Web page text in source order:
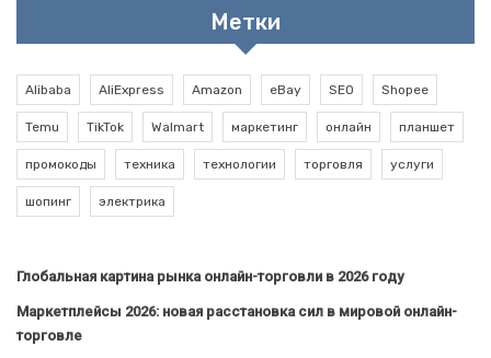
Метки
Alibaba AliExpress Amazon eBay SEO Shopee
Temu TikTok Walmart маркетинг онлайн планшет
промокоды техника технологии торговля услуги
шопинг электрика
Глобальная картина рынка онлайн-торговли в 2026 году
Маркетплейсы 2026: новая расстановка сил в мировой онлайн-
торговле